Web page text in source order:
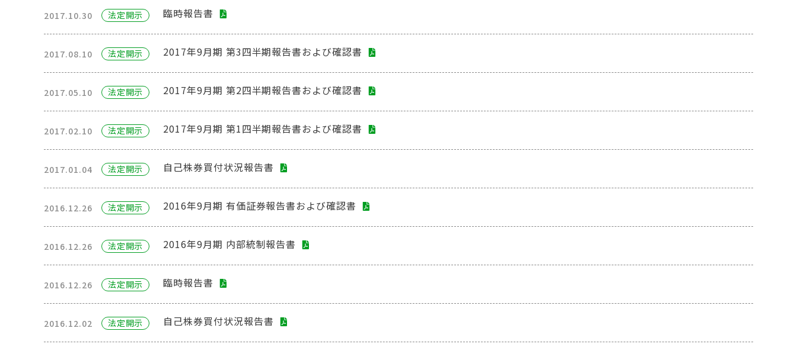
2017.10.30 法定開⽰ 臨時報告書
2017.08.10 法定開⽰ 2017年9月期 第3四半期報告書および確認書
2017.05.10 法定開⽰ 2017年9月期 第2四半期報告書および確認書
2017.02.10 法定開⽰ 2017年9月期 第1四半期報告書および確認書
2017.01.04 法定開⽰ 自己株券買付状況報告書
2016.12.26 法定開⽰ 2016年9月期 有価証券報告書および確認書
2016.12.26 法定開⽰ 2016年9月期 内部統制報告書
2016.12.26 法定開⽰ 臨時報告書
2016.12.02 法定開⽰ 自己株券買付状況報告書